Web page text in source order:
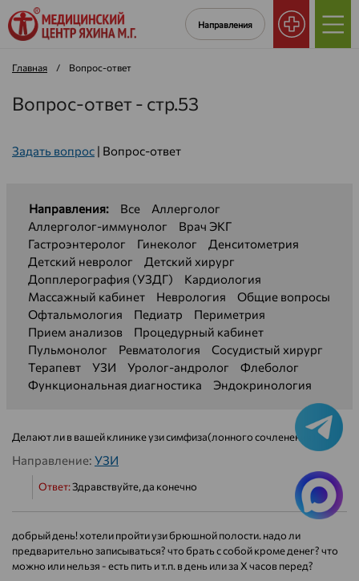
Направления
Главная / Вопрос-ответ
Вопрос-ответ - стр.53
Задать вопрос | Вопрос-ответ
Направления: Все
Аллерголог
Аллерголог-иммунолог
Врач ЭКГ
Гастроэнтеролог
Гинеколог
Денситометрия
Детский невролог
Детский хирург
Допплерография (УЗДГ)
Кардиология
Массажный кабинет
Неврология
Общие вопросы
Офтальмология
Педиатр
Периметрия
Прием анализов
Процедурный кабинет
Пульмонолог
Ревматология
Сосудистый хирург
Терапевт
УЗИ Уролог-андролог
Флеболог
Функциональная диагностика
Эндокринология
Делают ли в вашей клинике узи симфиза(лонного сочленения)
Направление: УЗИ
Ответ:Здравствуйте, да конечно
добрый день! хотели пройти узи брюшной полости. надо ли
предварительно записываться? что брать с собой кроме денег? что
можно или нельзя - есть пить и т.п. в день или за Х часов перед?